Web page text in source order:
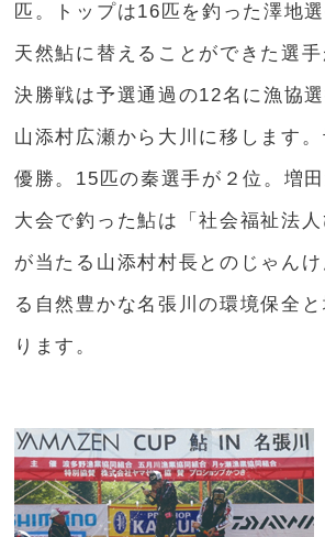
匹。トップは16匹を釣った澤地
天然鮎に替えることができた選
決勝戦は予選通過の12名に漁協
山添村広瀬から大川に移します
優勝。15匹の秦選手が２位。増
大会で釣った鮎は「社会福祉法
が当たる山添村村長とのじゃん
る自然豊かな名張川の環境保全
ります。